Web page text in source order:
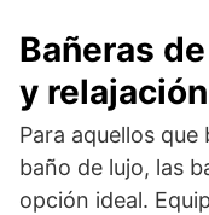
Bañeras
y relajación
Para aquellos
baño de lujo, las
opción ideal.